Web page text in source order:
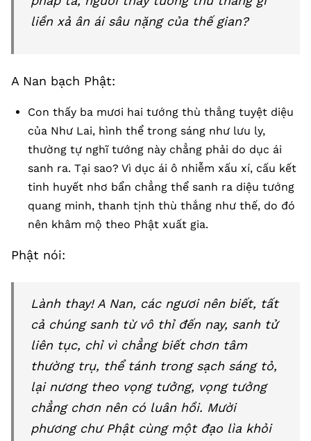
liền xả ân ái sâu nặng của thế gian?
A Nan bạch Phật:
Con thấy ba mươi hai tướng thù thắng tuyệt diệu
của Như Lai, hình thể trong sáng như lưu ly,
thường tự nghĩ tướng này chẳng phải do dục ái
sanh ra. Tại sao? Vì dục ái ô nhiễm xấu xí, cấu kết
tinh huyết nhơ bẩn chẳng thể sanh ra diệu tướng
quang minh, thanh tịnh thù thắng như thế, do đó
nên khâm mộ theo Phật xuất gia.
Phật nói:
Lành thay! A Nan, các ngươi nên biết, tất
cả chúng sanh từ vô thỉ đến nay, sanh tử
liên tục, chỉ vì chẳng biết chơn tâm
thường trụ, thể tánh trong sạch sáng tỏ,
lại nương theo vọng tưởng, vọng tưởng
chẳng chơn nên có luân hồi. Mười
phương chư Phật cùng một đạo lìa khỏi